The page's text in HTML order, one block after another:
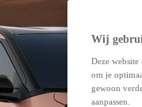
Wij
Deze
om je
gewoon
aanpassen.